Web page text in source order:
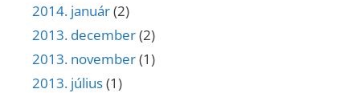
2014. január(2)
2013. december(2)
2013. november(1)
2013. július(1)